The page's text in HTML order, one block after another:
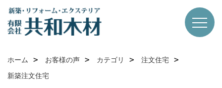
ホーム お客様の声 カテゴリ
注文住宅
新築注文住宅